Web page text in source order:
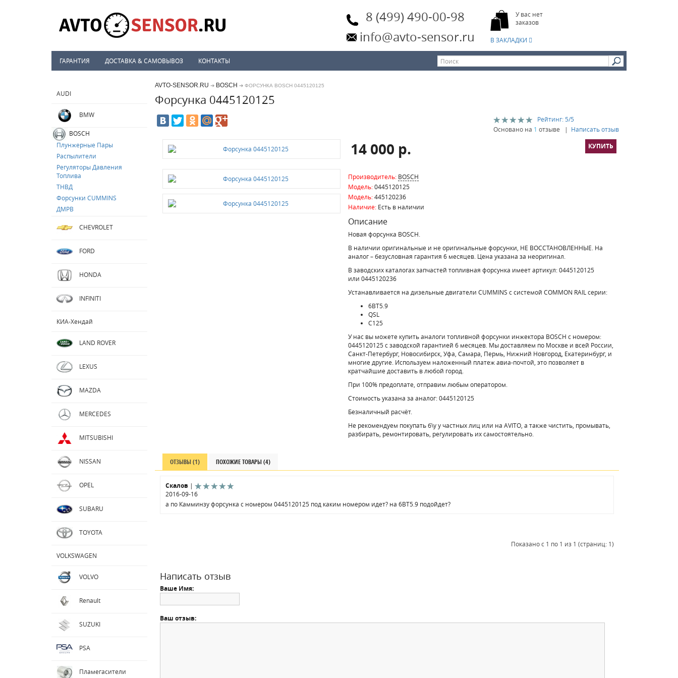
8 (499) 490-00-98
info@avto-sensor.ru
У вас нет
заказов
В ЗАКЛАДКИ
ГАРАНТИЯ ДОСТАВКА & САМОВЫВОЗ КОНТАКТЫ
AUDI
BMW
BOSCH
Плунжерные Пары
Распылители
Регуляторы Давления
Топлива
ТНВД
Форсунки CUMMINS
ДМРВ
CHEVROLET
FORD
HONDA
INFINITI
КИА-Хендай
LAND ROVER
LEXUS
MAZDA
MERCEDES
MITSUBISHI
NISSAN
OPEL
SUBARU
TOYOTA
VOLKSWAGEN
VOLVO
Renault
SUZUKI
PSA
Пламегасители
AVTO-SENSOR.RU ➔ BOSCH ➔ ФОРСУНКА BOSCH 0445120125
Форсунка 0445120125
Рейтинг:5/5
Основано на 1 отзыве | Написать отзыв
14 000 р.
Производитель: BOSCH
Модель: 0445120125
Модель:445120236
Наличие: Есть в наличии
Описание
Новая форсунка BOSCH.
В наличии оригинальные и не оригинальные форсунки, НЕ ВОССТАНОВЛЕННЫЕ. На
аналог – безусловная гарантия 6 месяцев. Цена указана за неоригинал.
В заводских каталогах запчастей топливная форсунка имеет артикул: 0445120125
или 0445120236
Устанавливается на дизельные двигатели CUMMINS с системой COMMON RAIL серии:
6BT5.9
QSL
C125
У нас вы можете купить аналоги топливной форсунки инжектора BOSCH с номером:
0445120125 с заводской гарантией 6 месяцев. Мы доставляем по Москве и всей России,
Санкт-Петербург, Новосибирск, Уфа, Самара, Пермь, Нижний Новгород, Екатеринбург, и
многие другие. Используем наложенный платеж авиа-почтой, это позволяет в
кратчайшие доставить в любой город.
При 100% предоплате, отправим любым оператором.
Стоимость указана за аналог: 0445120125
Безналичный расчёт.
Не рекомендуем покупать б\у у частных лиц или на AVITO, а также чистить, промывать,
разбирать, ремонтировать, регулировать их самостоятельно.
ОТЗЫВЫ (1) ПОХОЖИЕ ТОВАРЫ (4)
Скалов |
2016-09-16
а по Камминзу форсунка с номером 0445120125 под каким номером идет? на 6BT5.9 подойдет?
Показано с 1 по 1 из 1 (страниц: 1)
Написать отзыв
Ваше Имя:
Ваш отзыв: